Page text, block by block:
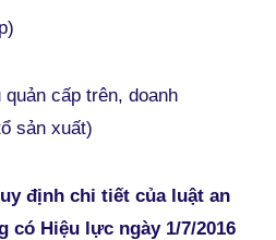
cấp trên, doanh
sản xuất)
định chi tiết của luật an
có Hiệu lực ngày 1/7/2016